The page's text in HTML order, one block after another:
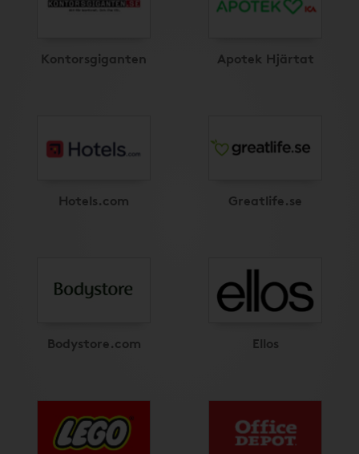
Kontorsgiganten Apotek Hjärtat
Hotels.com Greatlife.se
Bodystore.com Ellos